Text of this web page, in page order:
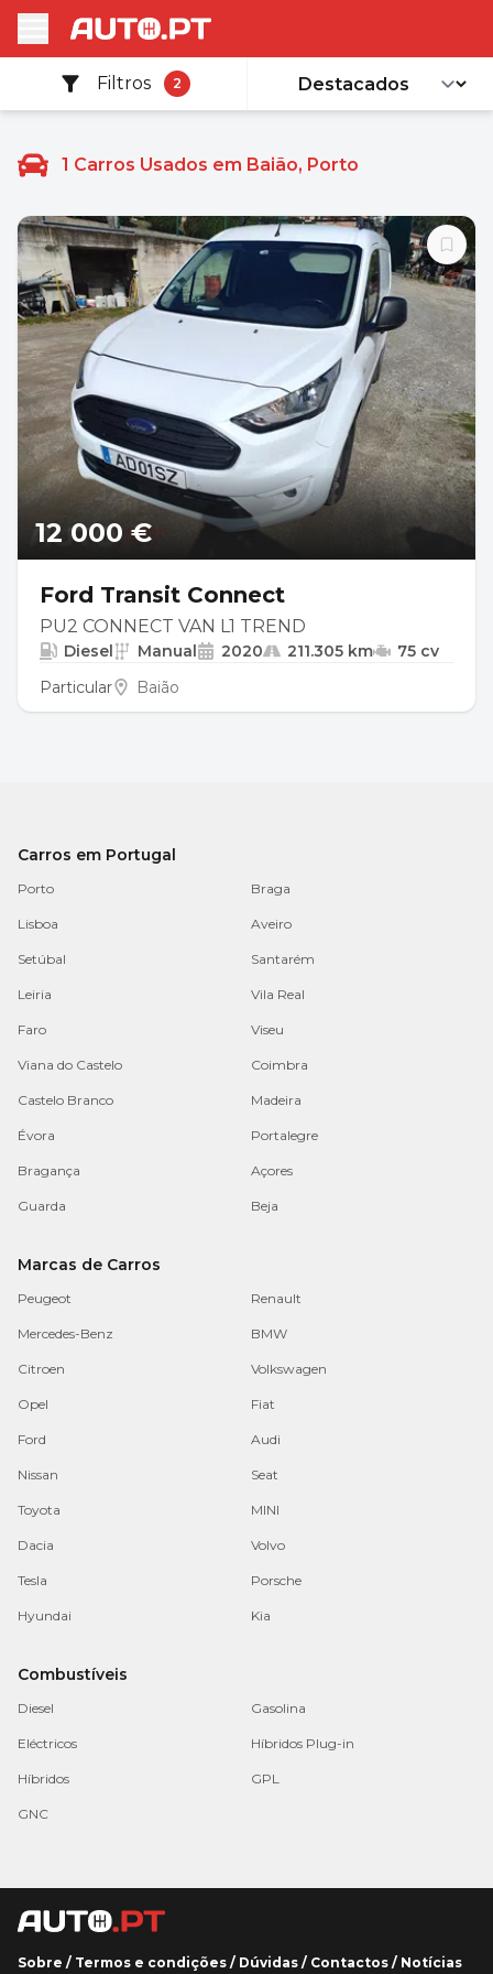
Filtros 2
1 Carros Usados em Baião, Porto
12 000 €
Ford Transit Connect
PU2 CONNECT VAN L1 TREND
Diesel Manual 2020 211.305 km
75 cv
Particular
Baião
Carros em Portugal
Porto Braga
Lisboa Aveiro
Setúbal Santarém
Leiria Vila Real
Faro Viseu
Viana do Castelo Coimbra
Castelo Branco Madeira
Évora Portalegre
Bragança Açores
Guarda Beja
Marcas de Carros
Peugeot Renault
Mercedes-Benz BMW
Citroen Volkswagen
Opel Fiat
Ford Audi
Nissan Seat
Toyota MINI
Dacia Volvo
Tesla Porsche
Hyundai Kia
Combustíveis
Diesel Gasolina
Eléctricos Híbridos Plug-in
Híbridos GPL
GNC
Sobre / Termos e condições / Dúvidas / Contactos / Notícias